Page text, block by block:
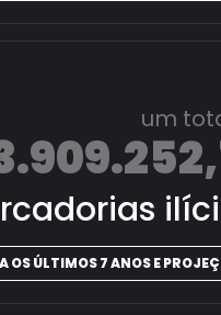
um
OS ÚLTIMOS 7 ANOS E